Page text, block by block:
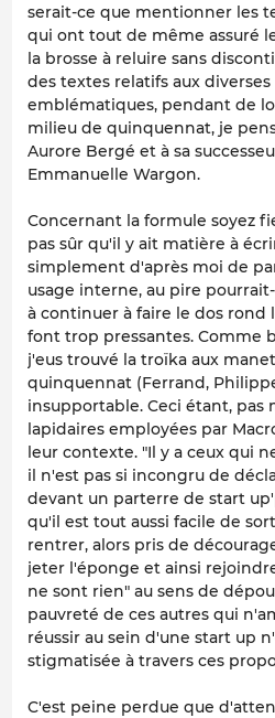
serait-ce que mentionner les
qui ont tout de même assuré
la brosse à reluire sans
des textes relatifs aux
emblématiques, pendant de
milieu de quinquennat, je
Aurore Bergé et à sa
Emmanuelle Wargon.
Concernant la formule soyez
pas sûr qu'il y ait matière à
simplement d'après moi de
usage interne, au pire
à continuer à faire le dos rond
font trop pressantes. Comme
j'eus trouvé la troïka aux
quinquennat (Ferrand,
insupportable. Ceci étant, pas
lapidaires employées par
leur contexte. "Il y a ceux qui
il n'est pas si incongru de
devant un parterre de start
qu'il est tout aussi facile de
rentrer, alors pris de
jeter l'éponge et ainsi
ne sont rien" au sens de
pauvreté de ces autres qui
réussir au sein d'une start up
stigmatisée à travers ces
C'est peine perdue que